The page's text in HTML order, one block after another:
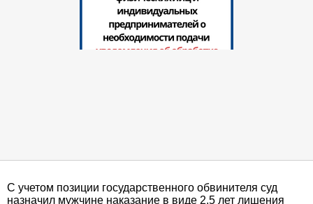
С учетом позиции государственного обвинителя суд
назначил мужчине наказание в виде 2,5 лет лишения